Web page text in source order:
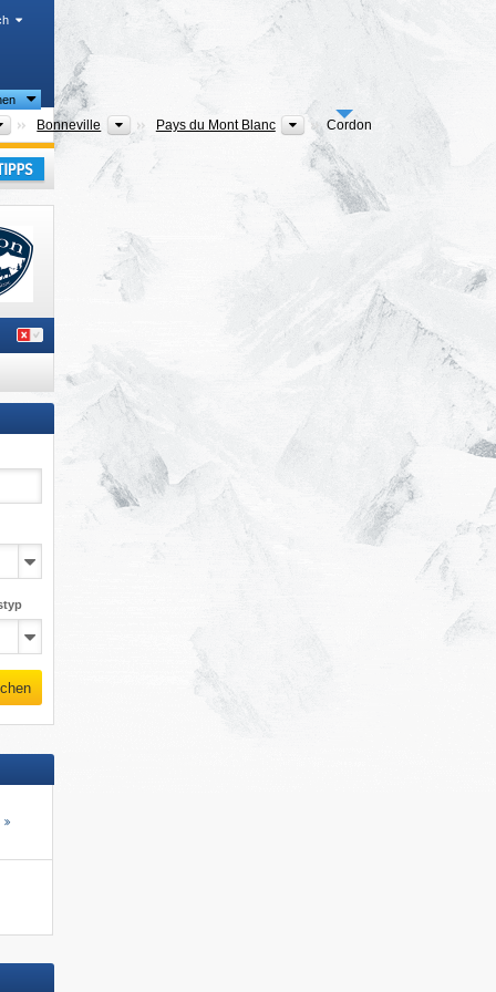
Départements
Bonneville Arrondissements
Pays du Mont Blanc Tourismusregionen
Cordon